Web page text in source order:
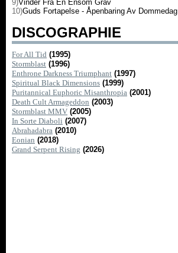
9)Vinder Fra En Ensom Grav
10)Guds Fortapelse - Åpenbaring Av Dommedag
DISCOGRAPHIE
For All Tid (1995)
Stormblast (1996)
Enthrone Darkness Triumphant (1997)
Spiritual Black Dimensions (1999)
Puritannical Euphoric Misanthropia (2001)
Death Cult Armageddon (2003)
Stormblast MMV (2005)
In Sorte Diaboli (2007)
Abrahadabra (2010)
Eonian (2018)
Grand Serpent Rising (2026)